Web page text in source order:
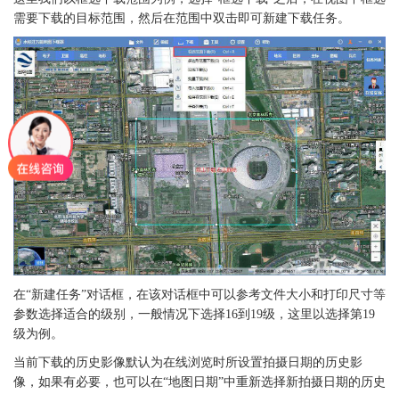
需要下载的目标范围，然后在范围中双击即可新建下载任务。
在“新建任务”对话框，在该对话框中可以参考文件大小和打印尺寸等
参数选择适合的级别，一般情况下选择16到19级，这里以选择第19
级为例。
当前下载的历史影像默认为在线浏览时所设置拍摄日期的历史影
像，如果有必要，也可以在“地图日期”中重新选择新拍摄日期的历史